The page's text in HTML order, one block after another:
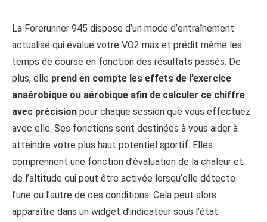
La Forerunner 945 dispose d’un mode d’entraînement
actualisé qui évalue votre VO2 max et prédit même les
temps de course en fonction des résultats passés. De
plus, elle prend en compte les effets de l’exercice
anaérobique ou aérobique afin de calculer ce chiffre
avec précision pour chaque session que vous effectuez
avec elle. Ses fonctions sont destinées à vous aider à
atteindre votre plus haut potentiel sportif. Elles
comprennent une fonction d’évaluation de la chaleur et
de l’altitude qui peut être activée lorsqu’elle détecte
l’une ou l’autre de ces conditions. Cela peut alors
apparaître dans un widget d’indicateur sous l’état